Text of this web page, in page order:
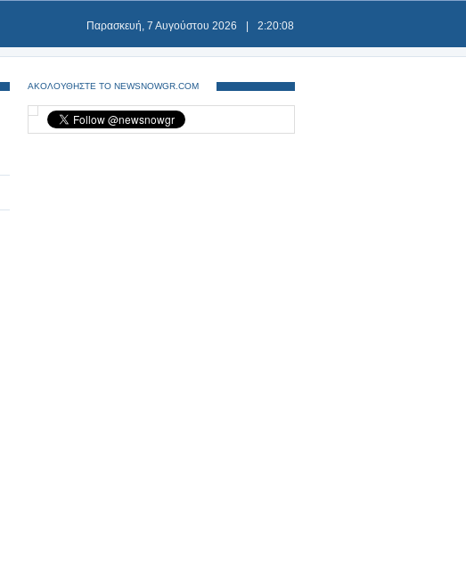
Παρασκευή, 7 Αυγούστου 2026 2:20:08
ΑΚΟΛΟΥΘΗΣΤΕ ΤΟ NEWSNOWGR.COM